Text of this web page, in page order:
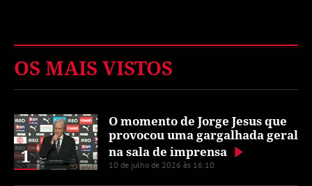
OS MAIS VISTOS
1
O momento de Jorge Jesus que
provocou uma gargalhada geral
na sala de imprensa
10 de julho de 2026 às 16:10